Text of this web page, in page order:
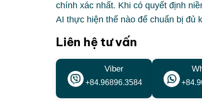
chính xác nhất. Khi có quyết định
AI thực hiện thế nào để chuẩn bị đủ
Liên hệ tư vấn
Viber
+84.96896.3584